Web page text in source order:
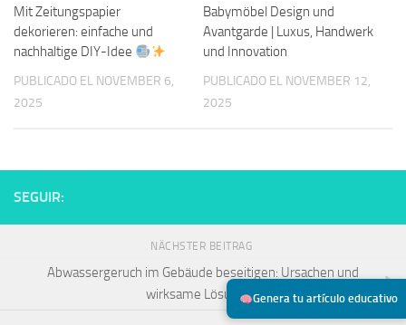
Genera tu artículo educativo
Mit Zeitungspapier
dekorieren: einfache und
nachhaltige DIY-Idee
PUBLICADO EL NOVEMBER 6,
2025
Babymöbel Design und
Avantgarde | Luxus, Handwerk
und Innovation
PUBLICADO EL NOVEMBER 12,
2025
SEGUIR:
NÄCHSTER BEITRAG
Abwassergeruch im Gebäude beseitigen: Ursachen und
wirksame Lösungen